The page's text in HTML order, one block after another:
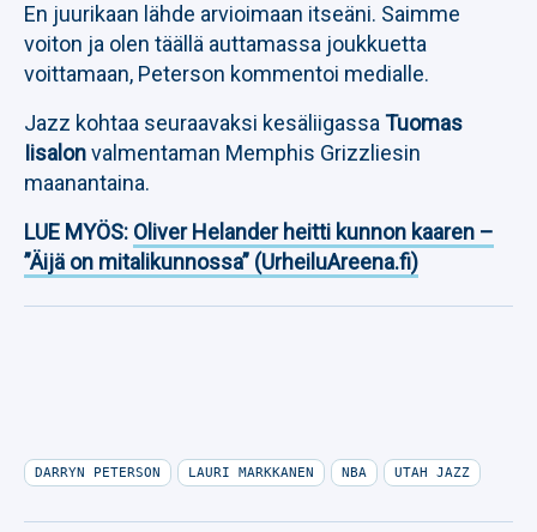
En juurikaan lähde arvioimaan itseäni. Saimme
voiton ja olen täällä auttamassa joukkuetta
voittamaan, Peterson kommentoi medialle.
Jazz kohtaa seuraavaksi kesäliigassa Tuomas
Iisalonvalmentaman Memphis Grizzliesin
maanantaina.
LUE MYÖS: Oliver Helander heitti kunnon kaaren –
”Äijä on mitalikunnossa” (UrheiluAreena.fi)
DARRYN PETERSON LAURI MARKKANEN NBA UTAH JAZZ